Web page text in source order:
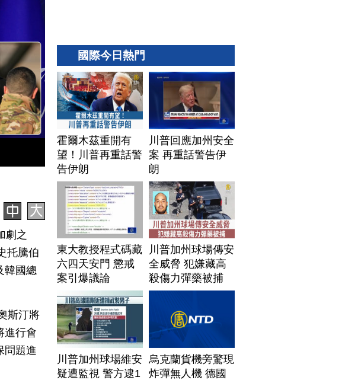
劇之
托騰伯
韓國總
斯汀將
進行會
問題進
國際今日熱門
霍爾木茲重開有
望！川普再重話警
告伊朗
川普回應加州安全
案 再重話警告伊
朗
東大教授程式碼藏
六四天安門 懲戒
案引爆議論
川普加州球場傳安
全威脅 犯嫌藏高
殺傷力彈藥被捕
川普加州球場維安
疑遭監視 警方逮1
烏克蘭貨機旁驚現
炸彈無人機 德國